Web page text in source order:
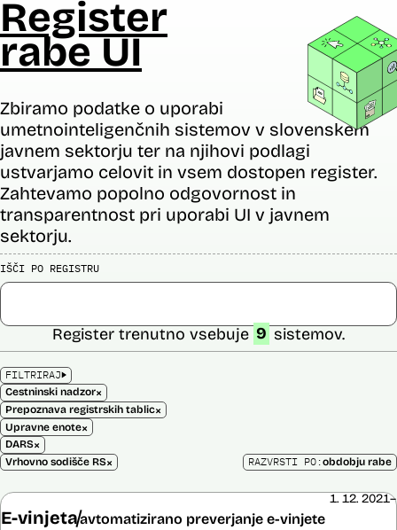
Register
rabe UI
Zbiramo podatke o uporabi
umetnointeligenčnih sistemov v slovenskem
javnem sektorju ter na njihovi podlagi
ustvarjamo celovit in vsem dostopen register.
Zahtevamo popolno odgovornost in
transparentnost pri uporabi UI v javnem
sektorju.
IŠČI PO REGISTRU
FILTRIRAJ
Cestninski nadzor×
Prepoznava registrskih tablic×
Upravne enote×
DARS×
Vrhovno sodišče RS×
Register trenutno vsebuje 9 sistemov.
RAZVRSTI PO:obdobju rabe
E-vinjetaavtomatizirano preverjanje e-vinjete
1. 12. 2021–